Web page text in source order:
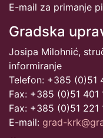
E-mail za primanje
Gradska
Josipa Milohnić,
informiranje
Telefon: +385 (0)51
Fax: +385 (0)51 401
Fax: +385 (0)51 221
E-mail: grad-